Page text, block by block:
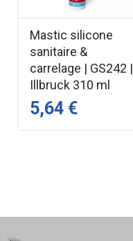
Mastic silicone
sanitaire &
carrelage | GS242 |
Illbruck 310 ml
5,64 €